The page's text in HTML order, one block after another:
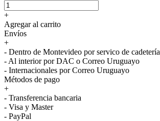
+
Agregar al carrito
Envíos
+
- Dentro de Montevideo por servico de cadetería
- Al interior por DAC o Correo Uruguayo
- Internacionales por Correo Uruguayo
Métodos de pago
+
- Transferencia bancaria
- Visa y Master
- PayPal